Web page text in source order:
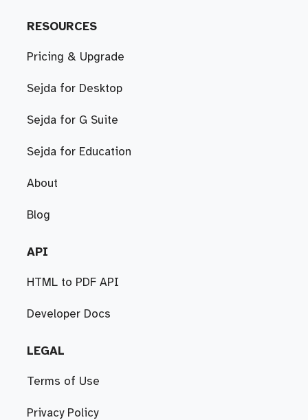
RESOURCES
Pricing & Upgrade
Sejda for Desktop
Sejda for G Suite
Sejda for Education
About
Blog
API
HTML to PDF API
Developer Docs
LEGAL
Terms of Use
Privacy Policy